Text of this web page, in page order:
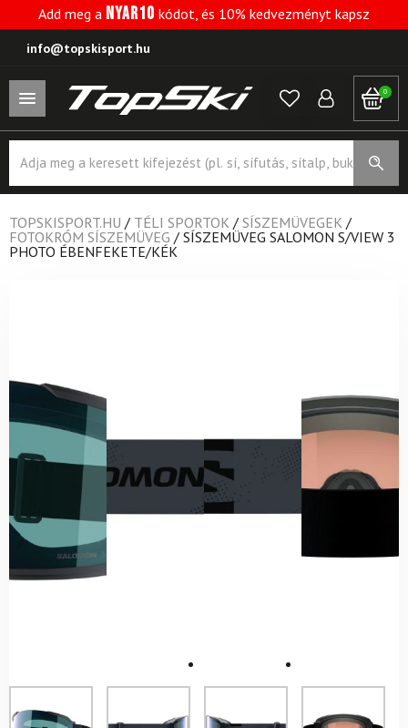
Add meg a NYAR10 kódot, és 10% kedvezményt kapsz
info@topskisport.hu
0
search
TOPSKISPORT.HU / TÉLI SPORTOK / SÍSZEMÜVEGEK /
FOTOKRÓM SÍSZEMÜVEG / SÍSZEMÜVEG SALOMON S/VIEW 3
PHOTO ÉBENFEKETE/KÉK